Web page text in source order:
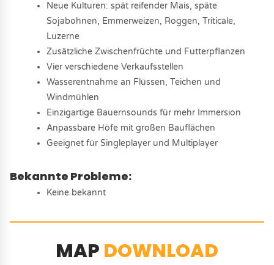
Neue Kulturen: spät reifender Mais, späte
Sojabohnen, Emmerweizen, Roggen, Triticale,
Luzerne
Zusätzliche Zwischenfrüchte und Futterpflanzen
Vier verschiedene Verkaufsstellen
Wasserentnahme an Flüssen, Teichen und
Windmühlen
Einzigartige Bauernsounds für mehr Immersion
Anpassbare Höfe mit großen Bauflächen
Geeignet für Singleplayer und Multiplayer
Bekannte Probleme:
Keine bekannt
MAP DOWNLOAD